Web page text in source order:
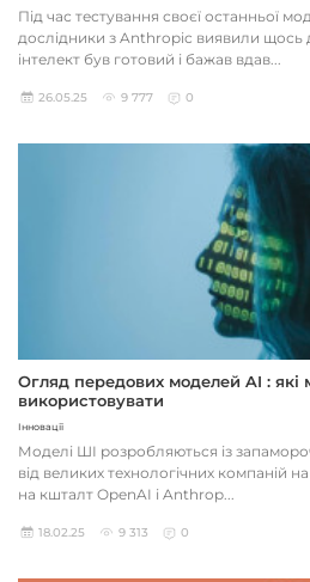
Під час тестування своєї останньої
дослідники з Anthropic виявили щось
інтелект був готовий і бажав вдав...
26.05.25 9 777 0
Огляд передових моделей AI : які
використовувати
Інновації
Моделі ШІ розробляються із
від великих технологічних компаній
на кшталт OpenAI і Anthrop...
18.02.25 9 313 0